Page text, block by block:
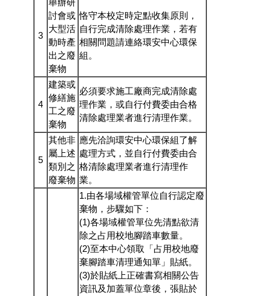
3
舉辦研
討會或
大型活
動時產
出之廢
棄物
恪守本校定時定點收集原則，
自行完成清除處理作業，若有
相關問題請連絡環安中心環保
組。
4
建築或
修繕施
工之廢
棄物
必須要求施工廠商完成清除處
理作業，或自行付費委由合格
清除處理業者進行清理作業。
5
其他非
屬上述
類別之
廢棄物
應先洽詢環安中心環保組了解
處理方式，並自行付費委由合
格清除處理業者進行清理作
業。
1.由各場域權管單位自行認定廢
棄物，步驟如下：
(1)各場域權管單位先清點欲清
除之占用校地腳踏車數量。
(2)至本中心領取「占用校地廢
棄腳踏車清理通知單」貼紙。
(3)於貼紙上正確書寫相關公告
資訊及加蓋單位章後，張貼於